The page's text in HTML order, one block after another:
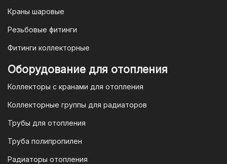
выставим вам счет, который можно
оплатить в течение 3 рабочих дней.
организаций и ИП необходимо
связаться с оптовым отделом
электронную почту
opt@mail.ru
Краны шаровые
Резьбовые фитинги
Фитинги коллекторные
Оборудование для отопления
Коллекторы с кранами для отопления
Коллекторные группы для радиаторов
Трубы для отопления
Труба полипропилен
Радиаторы отопления